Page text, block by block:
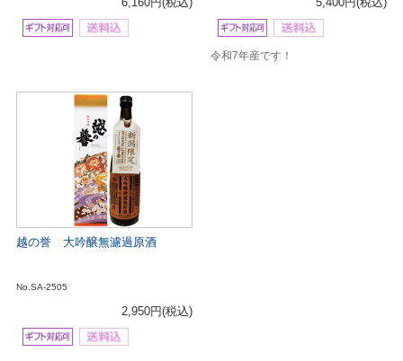
令和7年産です！
越の誉 大吟醸無濾過原酒
No.SA-2505
2,950円(税込)